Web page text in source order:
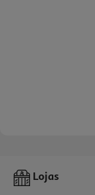
Livro O Diário De
Lojas